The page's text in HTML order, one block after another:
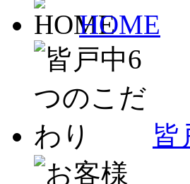
HOME
皆